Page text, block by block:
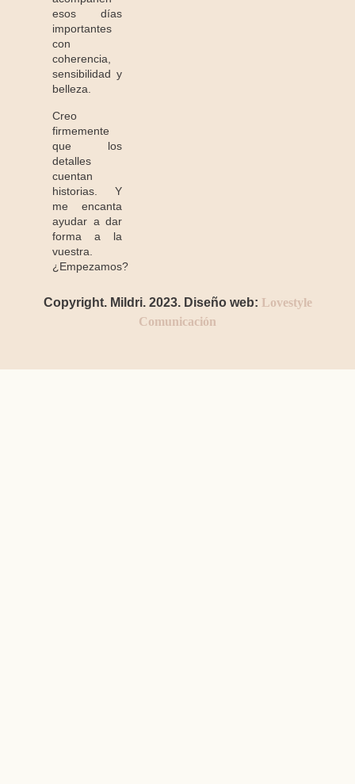
esos días
importantes
con
coherencia,
sensibilidad y
belleza.
Creo
firmemente
que los
detalles
cuentan
historias. Y
me encanta
ayudar a dar
forma a la
vuestra.
¿Empezamos?
Copyright. Mildri. 2023. Diseño web: Lovestyle
Comunicación